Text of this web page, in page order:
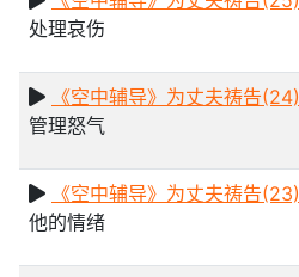
处理哀伤
《空中辅导》为丈夫祷告(24)
管理怒气
《空中辅导》为丈夫祷告(23)
他的情绪